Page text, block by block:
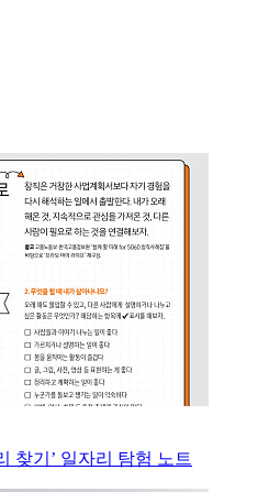
찾기’ 일자리 탐험 노트